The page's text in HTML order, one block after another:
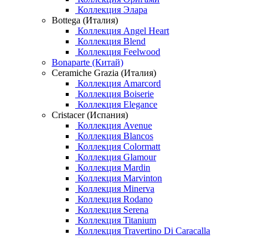
Коллекция Элара
Bottega (Италия)
Коллекция Angel Heart
Коллекция Blend
Коллекция Feelwood
Bonaparte (Китай)
Ceramiche Grazia (Италия)
Коллекция Amarcord
Коллекция Boiserie
Коллекция Elegance
Cristacer (Испания)
Коллекция Avenue
Коллекция Blancos
Коллекция Colormatt
Коллекция Glamour
Коллекция Mardin
Коллекция Marvinton
Коллекция Minerva
Коллекция Rodano
Коллекция Serena
Коллекция Titanium
Коллекция Travertino Di Caracalla